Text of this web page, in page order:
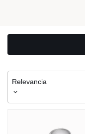
Relevancia